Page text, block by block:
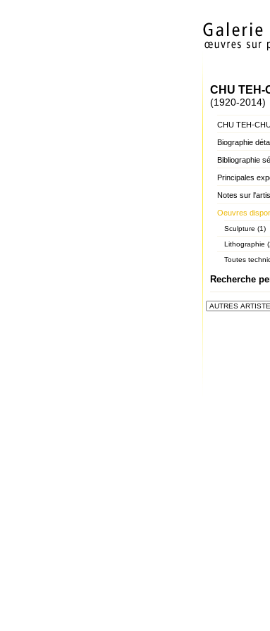
CHU TEH-
(1920-2014)
CHU TEH-
Biographie
Bibliographie
Principales
Notes sur
Oeuvres
Sculpture (1)
Lithographie
Toutes
Recherche